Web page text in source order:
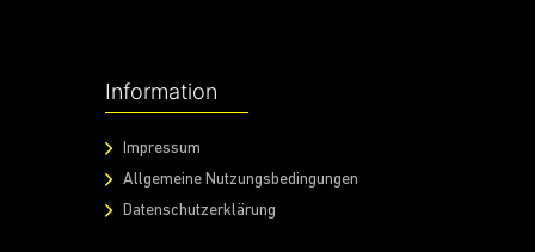
Information
Impressum
Allgemeine Nutzungsbedingungen
Datenschutzerklärung